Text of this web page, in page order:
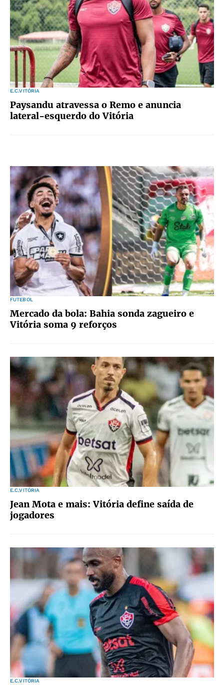
E.C.VITÓRIA
Paysandu atravessa o Remo e anuncia
lateral-esquerdo do Vitória
FUTEBOL
Mercado da bola: Bahia sonda zagueiro e
Vitória soma 9 reforços
E.C.VITÓRIA
Jean Mota e mais: Vitória define saída de
jogadores
E.C.VITÓRIA